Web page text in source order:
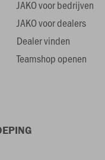
JAKO voor bedrijven
JAKO voor dealers
Dealer vinden
Teamshop openen